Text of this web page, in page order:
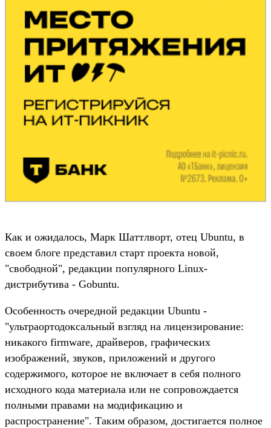
Как и ожидалось, Марк Шаттлворт, отец Ubuntu, в
своем блоге представил старт проекта новой,
"свободной", редакции популярного Linux-
дистрибутива - Gobuntu.
Особенность очередной редакции Ubuntu -
"ультраортодоксальный взгляд на лицензирование:
никакого firmware, драйверов, графических
изображений, звуков, приложений и другого
содержимого, которое не включает в себя полного
исходного кода материала или не сопровождается
полными правами на модификацию и
распространение". Таким образом, достигается полное